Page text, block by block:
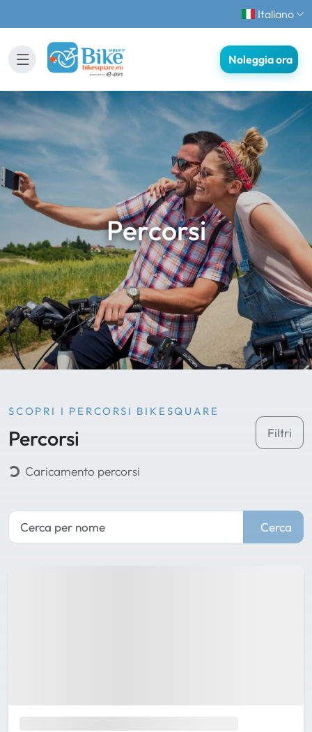
Italiano
Noleggia ora
Percorsi
SCOPRI I PERCORSI BIKESQUARE
Percorsi Filtri
Caricamento percorsi
Cerca